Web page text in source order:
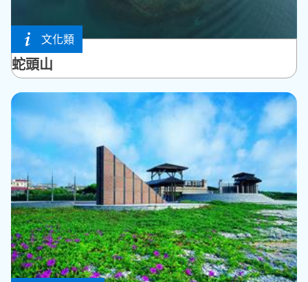
文化類
馬公市
蛇頭山